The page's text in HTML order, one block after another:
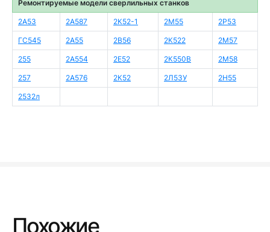
Ремонтируемые модели сверлильных станков
2А53 2А587 2К52-1 2М55 2Р53
ГС545 2А55 2В56 2К522 2М57
255 2А554 2Е52 2К550В 2М58
257 2А576 2К52 2Л53У 2Н55
2532л
Похожие